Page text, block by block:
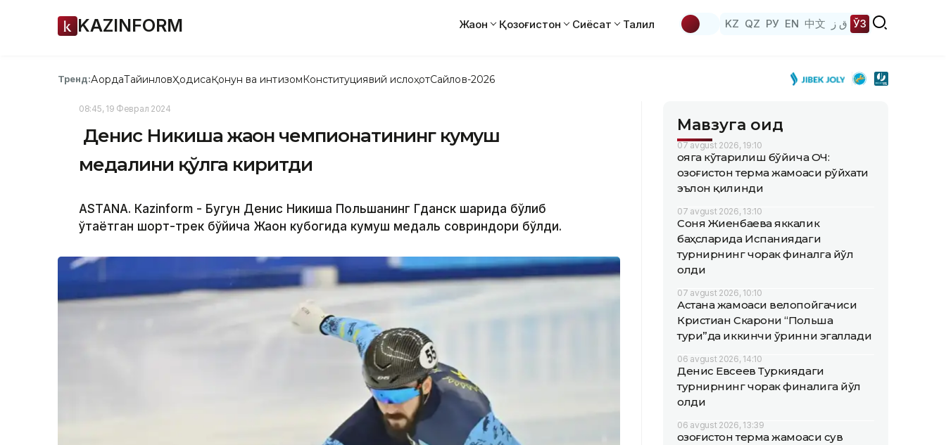
KAZINFORM Жаҳон Қозоғистон Сиёсат Таҳлил KZ QZ РУ EN 中文 ق ز ЎЗ
Тренд:АқордаТайинловҲодисаҚонун ва интизомКонституциявий ислоҳотСайлов-2026
08:45, 19 Феврал 2024
​ Денис Никиша жаҳон чемпионатининг кумуш
медалини қўлга киритди
ASTANA. Кazinform - Бугун Денис Никиша Польшанинг Гданск шаҳрида бўлиб
ўтаётган шорт-трек бўйича Жаҳон кубогида кумуш медаль совриндори бўлди.
Мавзуга оид
07 avgust 2026, 19:10
Қояга кўтарилиш бўйича ОЧ:
Қозоғистон терма жамоаси рўйхати
эълон қилинди
07 avgust 2026, 13:10
Соня Жиенбаева яккалик
баҳсларида Испаниядаги
турнирнинг чорак финалга йўл
олди
07 avgust 2026, 10:10
Астана жамоаси велопойгачиси
Кристиан Скарони “Польша
тури”да иккинчи ўринни эгаллади
06 avgust 2026, 14:10
Денис Евсеев Туркиядаги
турнирнинг чорак финалига йўл
олди
06 avgust 2026, 13:39
Қозоғистон терма жамоаси сув